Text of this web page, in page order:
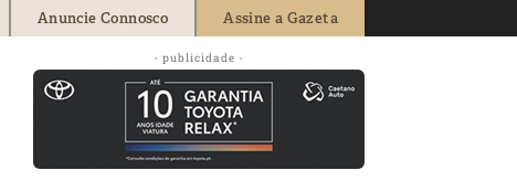
Anuncie Connosco Assine a Gazeta
- publicidade -